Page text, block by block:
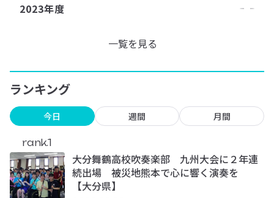
2023年度
一覧を見る
ランキング
今日 週間 月間
rank.1
大分舞鶴高校吹奏楽部 九州大会に２年連
続出場 被災地熊本で心に響く演奏を
【大分県】